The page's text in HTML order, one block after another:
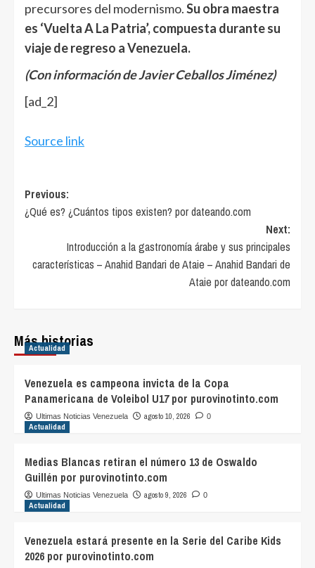
precursores del modernismo.Su obra maestra
es ‘Vuelta A La Patria’, compuesta durante su
viaje de regreso a Venezuela.
(Con información de Javier Ceballos Jiménez)
[ad_2]
Source link
Post
navigation
Previous:
¿Qué es? ¿Cuántos tipos existen? por dateando.com
Next:
Introducción a la gastronomía árabe y sus principales
características – Anahid Bandari de Ataie – Anahid Bandari de
Ataie por dateando.com
Más historias
Actualidad
Venezuela es campeona invicta de la Copa
Panamericana de Voleibol U17 por purovinotinto.com
Ultimas Noticias Venezuela agosto 10, 2026 0
Actualidad
Medias Blancas retiran el número 13 de Oswaldo
Guillén por purovinotinto.com
Ultimas Noticias Venezuela agosto 9, 2026 0
Actualidad
Venezuela estará presente en la Serie del Caribe Kids
2026 por purovinotinto.com